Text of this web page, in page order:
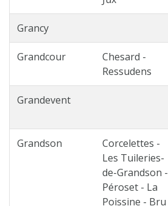
Grancy
Grandcour
Chesard -
Ressudens
Grandevent
Grandson
Corcelettes -
Les Tuileries-
de-Grandson -
Péroset - La
Poissine - Bru